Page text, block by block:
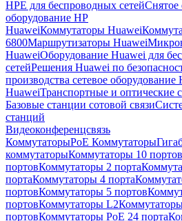
HPE для беспроводных сетейСнятое
оборудование HP
HuaweiКоммутаторы Huawei
6800Маршрутизаторы Huawei
HuaweiОборудование Huawei для
сетейРешения Huawei по
производства сетевое оборудование
HuaweiТранспортные и оптические
Базовые станции сотовой связи
станций
Видеоконференцсвязь
КоммутаторыPoE Коммутаторы
коммутаторыКоммутаторы 10 портов
портовКоммутаторы 2 порта
портаКоммутаторы 4 порта
портовКоммутаторы 5 портов
портовКоммутаторы L2
портовКоммутаторы PoE 24 порта